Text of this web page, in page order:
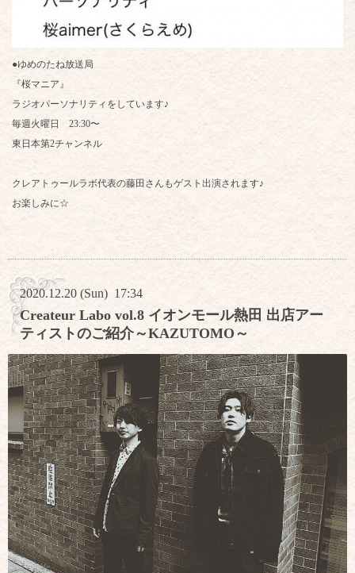
●ゆめのたね放送局
『桜マニア』
ラジオパーソナリティをしています♪
毎週火曜日 23:30〜
東日本第2チャンネル
クレアトゥールラボ代表の藤田さんもゲスト出演されます♪
お楽しみに☆
2020.12.20 (Sun) 17:34
Createur Labo vol.8 イオンモール熱田 出店アー
ティストのご紹介～KAZUTOMO～